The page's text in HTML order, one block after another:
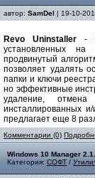
автор: SamDel | 19-10-
Revo Uninstaller -
установленных
продвинутый
позволяет удалять
папки и ключи
но эффективные
удаление,
инсталлированных
предлагает еще 8
Комментарии (0)
Windows 10 Manager
Категория: СОФТ /